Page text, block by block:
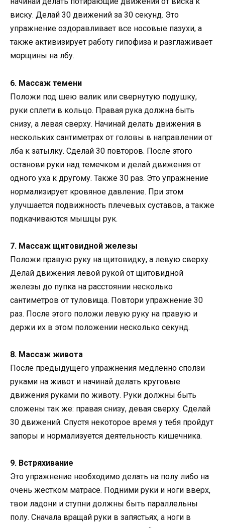
виску. Делай 30 движений за 30 секунд. Это
упражнение оздоравливает все носовые пазухи, а
также активизирует работу гипофиза и разглаживает
морщины на лбу.
6. Массаж темени
Положи под шею валик или свернутую подушку,
руки сплети в кольцо. Правая рука должна быть
снизу, а левая сверху. Начинай делать движения в
нескольких сантиметрах от головы в направлении от
лба к затылку. Сделай 30 повторов. После этого
останови руки над темечком и делай движения от
одного уха к другому. Также 30 раз. Это упражнение
нормализирует кровяное давление. При этом
улучшается подвижность плечевых суставов, а также
подкачиваются мышцы рук.
7. Массаж щитовидной железы
Положи правую руку на щитовидку, а левую сверху.
Делай движения левой рукой от щитовидной
железы до пупка на расстоянии несколько
сантиметров от туловища. Повтори упражнение 30
раз. После этого положи левую руку на правую и
держи их в этом положении несколько секунд.
8. Массаж живота
После предыдущего упражнения медленно сползи
руками на живот и начинай делать круговые
движения руками по животу. Руки должны быть
сложены так же: правая снизу, девая сверху. Сделай
30 движений. Спустя некоторое время у тебя пройдут
запоры и нормализуется деятельность кишечника.
9. Встряхивание
Это упражнение необходимо делать на полу либо на
очень жестком матрасе. Подними руки и ноги вверх,
твои ладони и ступни должны быть параллельны
полу. Сначала вращай руки в запястьях, а ноги в